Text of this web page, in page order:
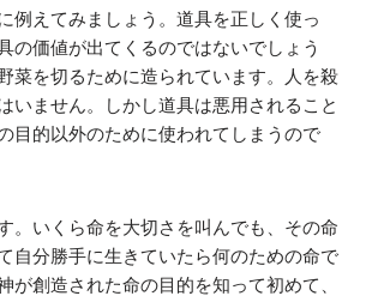
例えてみましょう。道具を正しく使っ
の価値が出てくるのではないでしょう
菜を切るために造られています。人を殺
いません。しかし道具は悪用されること
目的以外のために使われてしまうので
。いくら命を大切さを叫んでも、その命
自分勝手に生きていたら何のための命で
が創造された命の目的を知って初めて、